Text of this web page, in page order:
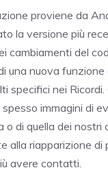
proviene da
la versione più
cambiamenti del
una nuova
specifici nei Ricordi.
immagini di
o di quella dei nostri
alla riapparizione di
avere contatti.